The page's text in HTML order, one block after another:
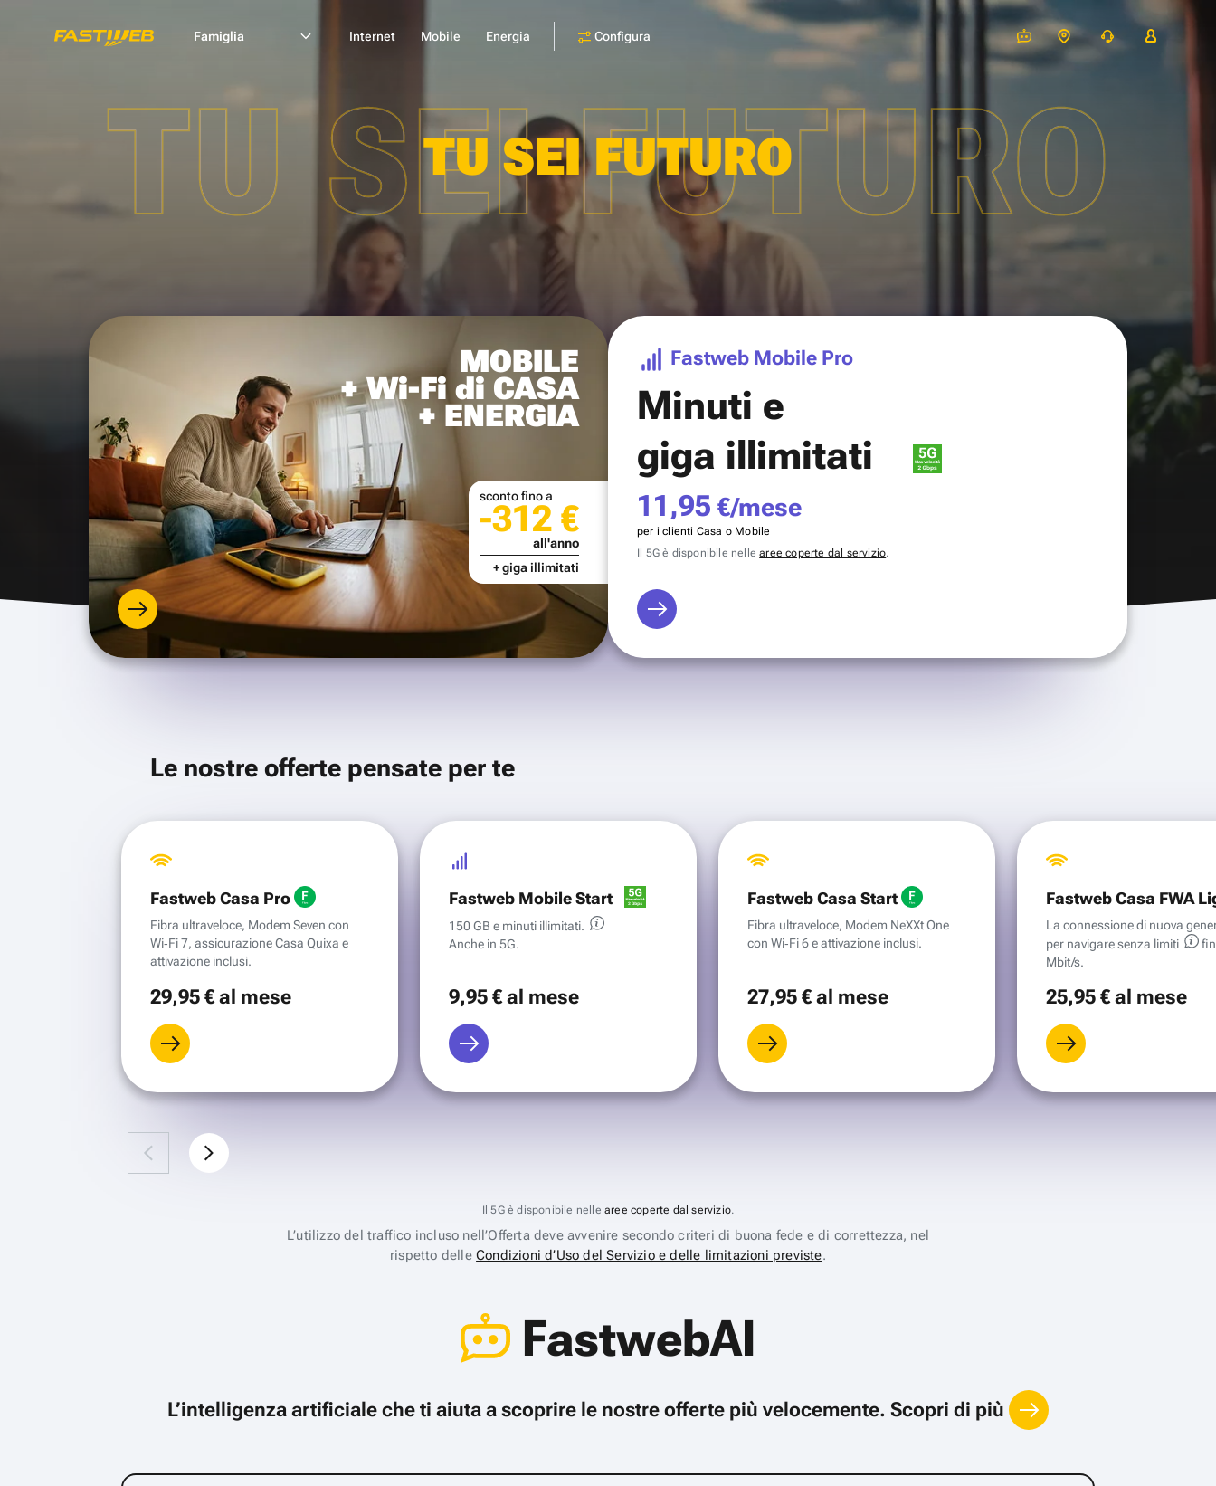
Famiglia Internet Mobile Energia Configura
TU SEI FUTURO
TU SEI FUTURO
MOBILE
+ Wi-Fi di CASA
+ ENERGIA
sconto fino a
-312 €
all'anno
+ giga illimitati
Fastweb Mobile Pro
Minuti e
giga illimitati
11,95 €/mese
per i clienti Casa o Mobile
Il 5G è disponibile nellearee coperte dal servizio.
Le nostre offerte pensate per te
Fastweb Casa Pro
Fibra ultraveloce, Modem Seven con
Wi‑Fi 7, assicurazione Casa Quixa e
attivazione inclusi.
29,95 €al mese
Fastweb Mobile Start
150 GB e minuti illimitati.
Anche in 5G.
9,95 €al mese
Fastweb Casa Start
Fibra ultraveloce, Modem NeXXt One
con Wi‑Fi 6 e attivazione inclusi.
27,95 €al mese
Fastweb Casa FWA
La connessione di nuova
per navigare senza limiti
Mbit/s.
25,95 €al mese
Il 5G è disponibile nelle aree coperte dal servizio.
L’utilizzo del traffico incluso nell’Offerta deve avvenire secondo criteri di buona fede e di correttezza, nel
rispetto delleCondizioni d’Uso del Servizio e delle limitazioni previste.
FastwebAI
L’intelligenza artificiale che ti aiuta a scoprire le nostre offerte più velocemente. Scopri di più